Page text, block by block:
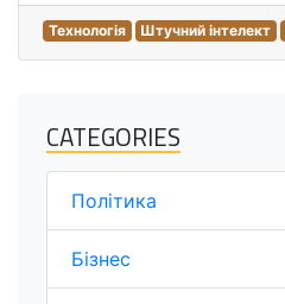
Технологія Штучний інтелект
CATEGORIES
Політика
Бізнес